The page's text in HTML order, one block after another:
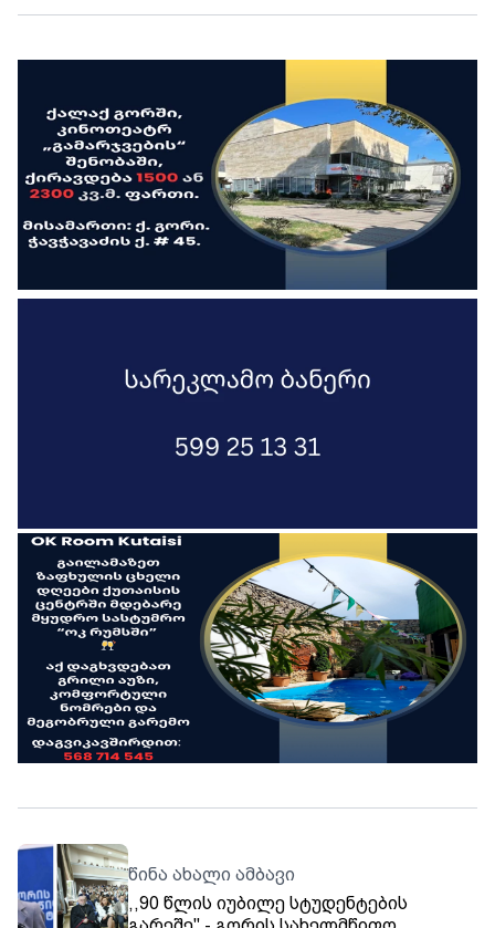
წინა ახალი ამბავი
,,90 წლის იუბილე სტუდენტების